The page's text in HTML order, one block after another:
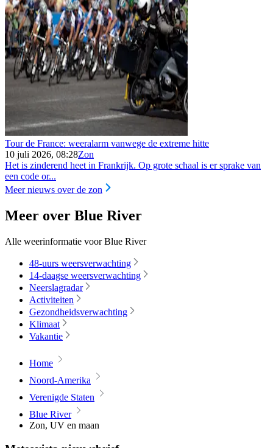
Tour de France: weeralarm vanwege de extreme hitte
10 juli 2026, 08:28Zon
Het is zinderend heet in Frankrijk. Op grote schaal is er sprake van
een code or...
Meer nieuws over de zon
Meer over Blue River
Alle weerinformatie voor Blue River
48-uurs weersverwachting
14-daagse weersverwachting
Neerslagradar
Activiteiten
Gezondheidsverwachting
Klimaat
Vakantie
Home
Noord-Amerika
Verenigde Staten
Blue River
Zon, UV en maan